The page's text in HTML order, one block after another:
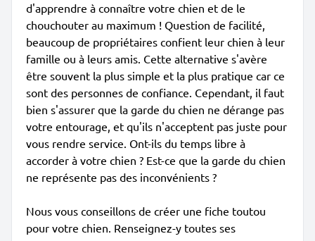
d'apprendre à connaître votre chien et de le
chouchouter au maximum ! Question de facilité,
beaucoup de propriétaires confient leur chien à leur
famille ou à leurs amis. Cette alternative s'avère
être souvent la plus simple et la plus pratique car ce
sont des personnes de confiance. Cependant, il faut
bien s'assurer que la garde du chien ne dérange pas
votre entourage, et qu'ils n'acceptent pas juste pour
vous rendre service. Ont-ils du temps libre à
accorder à votre chien ? Est-ce que la garde du chien
ne représente pas des inconvénients ?
Nous vous conseillons de créer une fiche toutou
pour votre chien. Renseignez-y toutes ses